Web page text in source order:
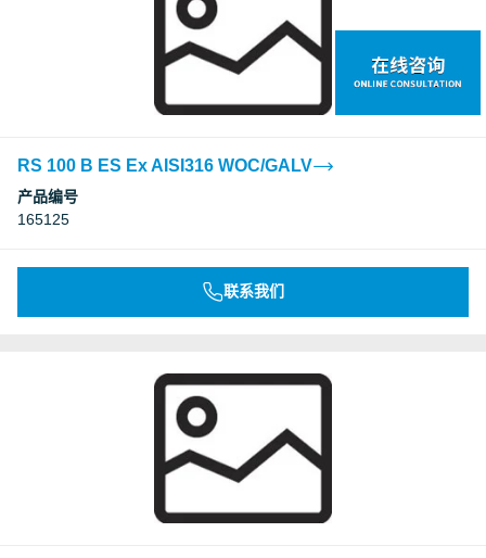
RS 100 B ES Ex AISI316 WOC/GALV
产品编号
165125
联系我们